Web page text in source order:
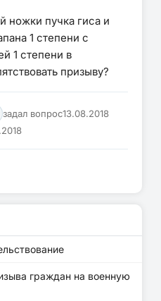
ножки пучка гиса и
1 степени с
1 степени в
призыву?
задал вопрос13.08.2018
граждан на военную